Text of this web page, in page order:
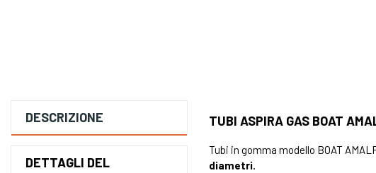
DESCRIZIONE
DETTAGLI DEL
TUBI ASPIRA GAS BOAT
Tubi in gomma modello BOAT
diametri.